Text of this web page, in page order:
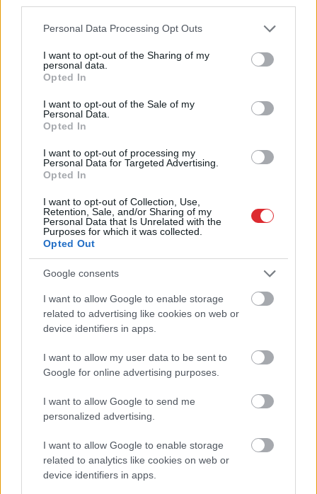
Please note that this website/app uses one or more Google
not limited to your visit or usage behaviour. You may click to
grant or deny consent to Google and its third-party tags to
use your data for below specified purposes in below Google
consent section.
Personal Data Processing Opt Outs
I want to opt-out of the Sharing of my
personal data.
Opted In
I want to opt-out of the Sale of my
Personal Data.
Opted In
I want to opt-out of processing my
Personal Data for Targeted Advertising.
Opted In
I want to opt-out of Collection, Use,
Retention, Sale, and/or Sharing of my
Personal Data that Is Unrelated with the
Purposes for which it was collected.
Opted Out
Google consents
I want to allow Google to enable storage
related to advertising like cookies on web or
device identifiers in apps.
I want to allow my user data to be sent to
Google for online advertising purposes.
I want to allow Google to send me
personalized advertising.
I want to allow Google to enable storage
related to analytics like cookies on web or
device identifiers in apps.
pusēm, viņu sagaida
Viņuskatiens “izurbjas”
citiem cauri: 3 datumi,
kuros dzimušos mēdz
uzskatīt par biedējošiem
TESTS.Ja vari izlasīt
vārdus, kas apgriezti
augšpēdus, ar tevi
Dimanta: Ja izskanējusī
informācija atbilst
Atcelt Ziņot